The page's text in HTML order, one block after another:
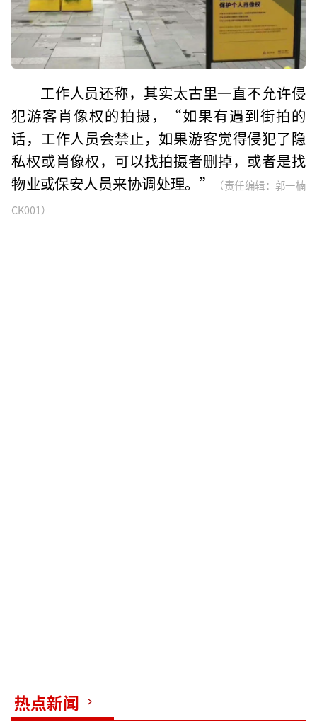
工作人员还称，其实太古里一直不允许侵
犯游客肖像权的拍摄，“如果有遇到街拍的
话，工作人员会禁止，如果游客觉得侵犯了隐
私权或肖像权，可以找拍摄者删掉，或者是找
物业或保安人员来协调处理。”
（责任编辑：郭一楠
CK001）
热点新闻